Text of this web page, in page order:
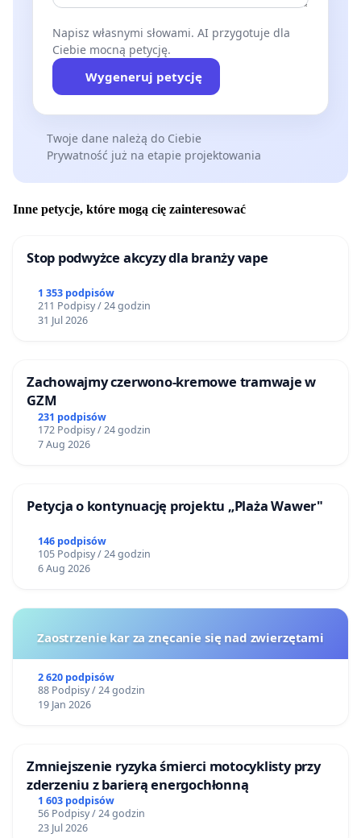
Napisz własnymi słowami. AI przygotuje dla
Ciebie mocną petycję.
Wygeneruj petycję
Twoje dane należą do Ciebie
Prywatność już na etapie projektowania
Inne petycje, które mogą cię zainteresować
Stop podwyżce akcyzy dla branży vape
1 353 podpisów
211 Podpisy / 24 godzin
31 Jul 2026
Zachowajmy czerwono-kremowe tramwaje w
GZM
231 podpisów
172 Podpisy / 24 godzin
7 Aug 2026
Petycja o kontynuację projektu „Plaża Wawer"
146 podpisów
105 Podpisy / 24 godzin
6 Aug 2026
Zaostrzenie kar za znęcanie się nad zwierzętami
2 620 podpisów
88 Podpisy / 24 godzin
19 Jan 2026
Zmniejszenie ryzyka śmierci motocyklisty przy
zderzeniu z barierą energochłonną
1 603 podpisów
56 Podpisy / 24 godzin
23 Jul 2026